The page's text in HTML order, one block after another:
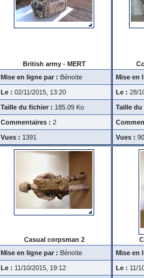
British army - MERT
Mise en ligne par : Bénoïte
Le : 02/11/2015, 13:20
Taille du fichier : 185.09 Ko
Commentaires : 2
Vues : 1391
Mise en
Le : 28/
Taille
Vues :
Casual corpsman 2
Mise en ligne par : Bénoïte
Le : 11/10/2015, 19:12
Mise en
Le : 11/